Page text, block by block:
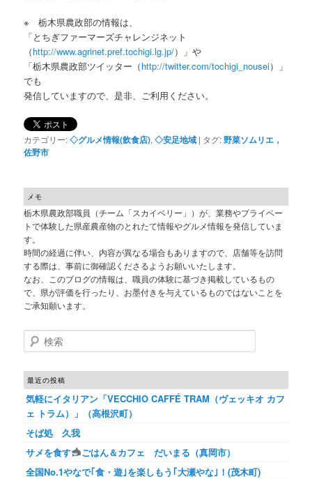
※ 栃木県農政部の情報は、
「とちぎファーマーズチャレンジネット
（http://www.agrinet.pref.tochigi.lg.jp/）」や
「栃木県農政部ツイッター（http://twitter.com/tochigi_nousei）」
でも
発信していますので、是非、ご利用ください。
カテゴリー:◇グルメ情報(飲食店),◇安足地域 | タグ:野菜ソムリエ，
佐野市
メモ
栃木県農政部職員（チーム「スカイベリー」）が、業務やプライベー
トで体験した県産農産物のとれたて情報やグルメ情報を発信していま
す。
時間の経過に伴い、内容が異なる場合もありますので、店舗等を訪問
する際は、事前に御確認くださるようお願いいたします。
なお、このブログの情報は、職員の体験に基づき掲載しているもの
で、県が評価を行ったり、お墨付きを与えているものではないことを
ご承知願います。
検索
最近の投稿
気軽にイタリアン「VECCHIO CAFFÉ TRAM（ヴェッキオ カフ
ェ トラム）」（高根沢町）
そば処 久我
サメを食す
ごはん＆カフェ だいまる（真岡市）
全国No.1やなで｢食・遊｣を楽しもう｢大瀬やな｣！(茂木町)